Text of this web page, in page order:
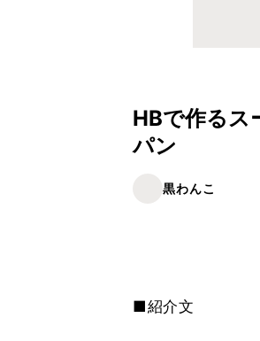
HBで作るス
パン
黒わんこ
■紹介文